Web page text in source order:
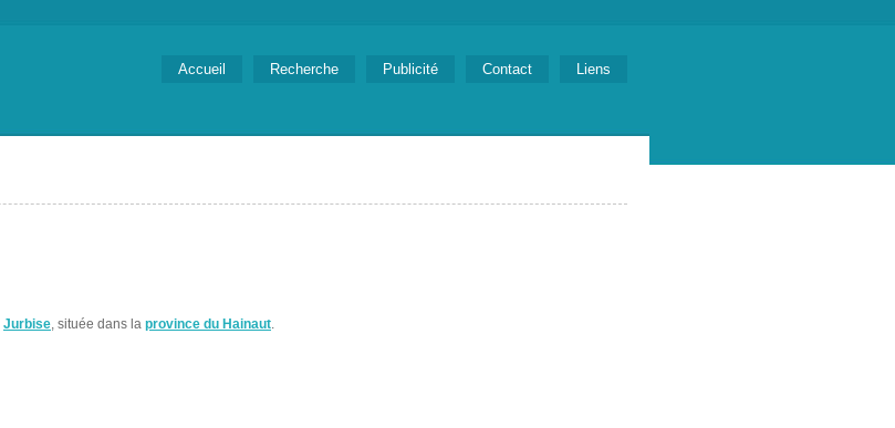
Accueil Recherche Publicité Contact Liens
Jurbise, située dans la province du Hainaut.